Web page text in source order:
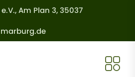
Am Plan 3, 35037